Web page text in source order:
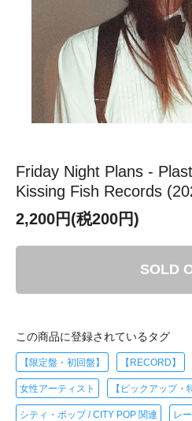
Friday Night Plans -
Kissing Fish Records
2,200円(税200円)
SOLD
この商品に登録されているタグ
【限定盤・初回盤】 【RECORD】
女性アーティスト 【ピックアップ・
シティ・ポップ / CITY POP 関連 レ